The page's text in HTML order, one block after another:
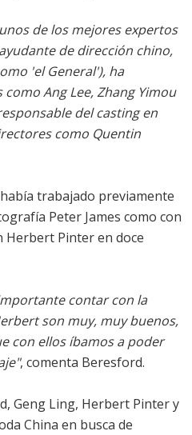
de los mejores expertos
de dirección chino,
'el General'), ha
Ang Lee, Zhang Yimou
del casting en
como Quentin
trabajado previamente
Peter James como con
Herbert Pinter en doce
contar con la
son muy, muy buenos,
con ellos íbamos a poder
, comenta Beresford.
Geng Ling, Herbert Pinter y
China en busca de